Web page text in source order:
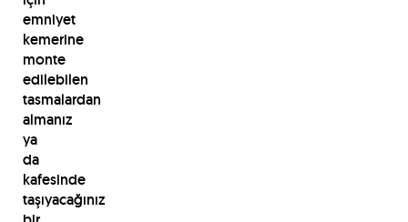
emniyet
kemerine
monte
edilebilen
tasmalardan
almanız
ya
da
kafesinde
taşıyacağınız